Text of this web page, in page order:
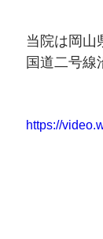
当院は岡山
国道二号線
https://